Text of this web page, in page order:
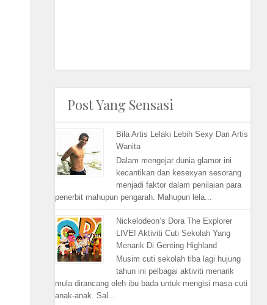
Post Yang Sensasi
Bila Artis Lelaki Lebih Sexy Dari Artis
Wanita
Dalam mengejar dunia glamor ini
kecantikan dan kesexyan sesorang
menjadi faktor dalam penilaian para
penerbit mahupun pengarah. Mahupun lela...
Nickelodeon’s Dora The Explorer
LIVE! Aktiviti Cuti Sekolah Yang
Menarik Di Genting Highland
Musim cuti sekolah tiba lagi hujung
tahun ini pelbagai aktiviti menarik
mula dirancang oleh ibu bada untuk mengisi masa cuti
anak-anak. Sal...